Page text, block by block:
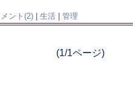
メント(2) 生活 管理
(1/1ページ)